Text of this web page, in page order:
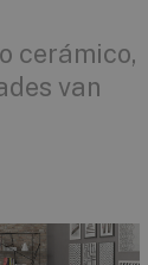
cerámico,
van